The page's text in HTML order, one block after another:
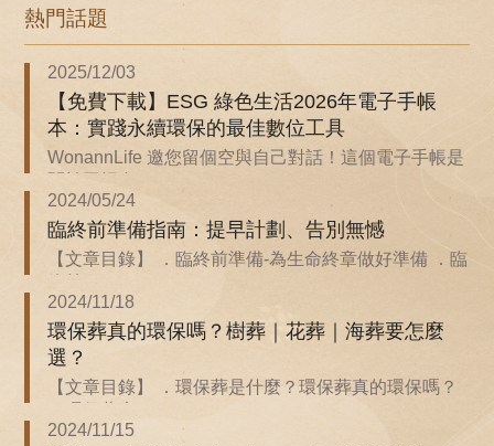
熱門話題
2025/12/03
【免費下載】ESG 綠色生活2026年電子手帳
本：實踐永續環保的最佳數位工具
WonannLife 邀您留個空與自己對話！這個電子手帳是
2024/05/24
臨終前準備指南：提早計劃、告別無憾
【文章目錄】 ．臨終前準備-為生命終章做好準備 ．臨
2024/11/18
環保葬真的環保嗎？樹葬｜花葬｜海葬要怎麼
選？
【文章目錄】 ．環保葬是什麼？環保葬真的環保嗎？
2024/11/15